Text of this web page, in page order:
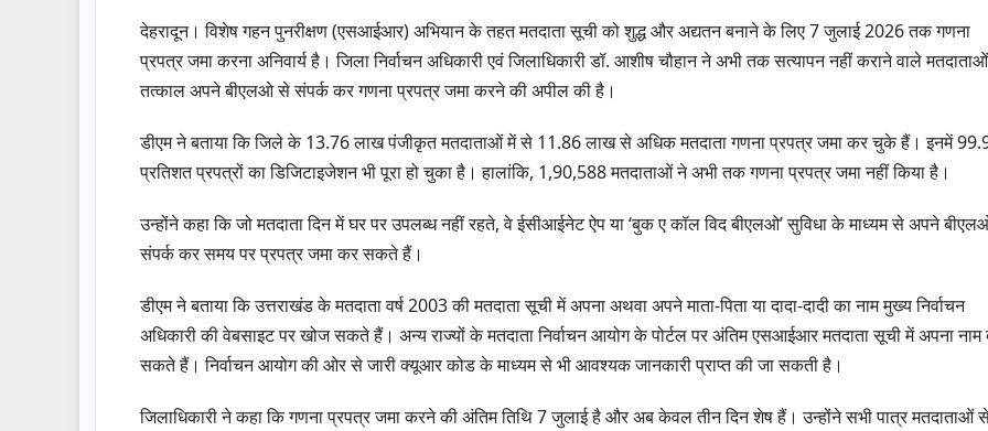
देहरादून। विशेष गहन पुनरीक्षण (एसआईआर) अभियान के तहत मतदाता सूची को शुद्ध और अद्यतन बनाने के लिए 7 जुलाई 2026 तक गणना
प्रपत्र जमा करना अनिवार्य है। जिला निर्वाचन अधिकारी एवं जिलाधिकारी डॉ. आशीष चौहान ने अभी तक सत्यापन नहीं कराने वाले
तत्काल अपने बीएलओ से संपर्क कर गणना प्रपत्र जमा करने की अपील की है।
डीएम ने बताया कि जिले के 13.76 लाख पंजीकृत मतदाताओं में से 11.86 लाख से अधिक मतदाता गणना प्रपत्र जमा कर चुके हैं। इनमें
प्रतिशत प्रपत्रों का डिजिटाइजेशन भी पूरा हो चुका है। हालांकि, 1,90,588 मतदाताओं ने अभी तक गणना प्रपत्र जमा नहीं किया है।
उन्होंने कहा कि जो मतदाता दिन में घर पर उपलब्ध नहीं रहते, वे ईसीआईनेट ऐप या ‘बुक ए कॉल विद बीएलओ’ सुविधा के माध्यम से अपने
संपर्क कर समय पर प्रपत्र जमा कर सकते हैं।
डीएम ने बताया कि उत्तराखंड के मतदाता वर्ष 2003 की मतदाता सूची में अपना अथवा अपने माता-पिता या दादा-दादी का नाम मुख्य निर्वाचन
अधिकारी की वेबसाइट पर खोज सकते हैं। अन्य राज्यों के मतदाता निर्वाचन आयोग के पोर्टल पर अंतिम एसआईआर मतदाता सूची में अपना
सकते हैं। निर्वाचन आयोग की ओर से जारी क्यूआर कोड के माध्यम से भी आवश्यक जानकारी प्राप्त की जा सकती है।
जिलाधिकारी ने कहा कि गणना प्रपत्र जमा करने की अंतिम तिथि 7 जुलाई है और अब केवल तीन दिन शेष हैं। उन्होंने सभी पात्र मतदाताओं
उत्तराखण्ड
ग्रीनफील्ड बाईपास का
डीएम ने किया निरीक्षण…
AUGUST 6, 2026